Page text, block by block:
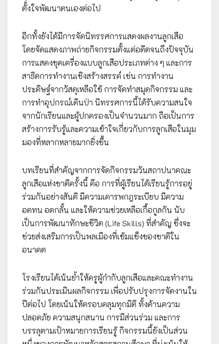
ตั้งใจพัฒนาตนเองต่อไป
อีกทั้งยังได้มีการจัดนิทรรศการแสดงผลงานลูกเสือ
โดยจัดแสดงภาพถ่ายกิจกรรมตั้งแต่อดีตจนถึงปัจจุบัน
การแสดงชุดเครื่องแบบลูกเสือประเภทต่าง ๆ และการ
สาธิตการทำงานเชิงสร้างสรรค์ เช่น การทำงาน
ประดิษฐ์จากวัสดุเหลือใช้ การจัดทำสมุดกิจกรรม และ
การทำอุปกรณ์เดินป่า นิทรรศการนี้ได้รับความสนใจ
จากนักเรียนและผู้ปกครองเป็นจำนวนมาก ถือเป็นการ
สร้างการรับรู้และความเข้าใจเกี่ยวกับการลูกเสือในมุม
มองที่หลากหลายมากยิ่งขึ้น
บทเรียนที่สำคัญจากการจัดกิจกรรมวันสถาปนาคณะ
ลูกเสือแห่งชาติครั้งนี้ คือ การที่ผู้เรียนได้เรียนรู้การอยู่
ร่วมกันอย่างสันติ มีความเคารพกฎระเบียบ มีความ
อดทน อดกลั้น และให้ความช่วยเหลือเกื้อกูลกัน นับ
เป็นการพัฒนาทักษะชีวิต (Life Skills) ที่สำคัญ ซึ่งจะ
ช่วยส่งเสริมการเป็นพลเมืองที่เข้มแข็งของชาติใน
อนาคต
โรงเรียนได้เน้นย้ำให้ครูผู้กำกับลูกเสือและคณะทำงาน
ร่วมกันประเมินผลกิจกรรม เพื่อปรับปรุงการจัดงานใน
ปีต่อไป โดยเน้นให้ครอบคลุมทุกมิติ ทั้งด้านความ
ปลอดภัย ความสนุกสนาน การมีส่วนร่วม และการ
บรรลุตามเป้าหมายการเรียนรู้ กิจกรรมนี้ยังเป็นส่วน